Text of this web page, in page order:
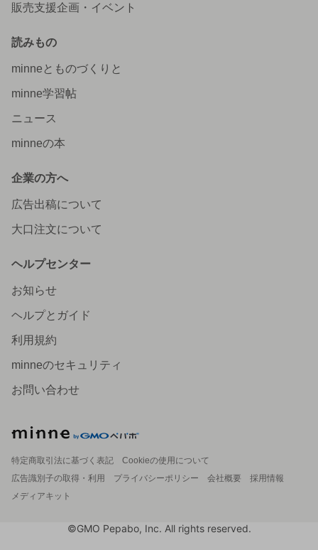
販売支援企画・イベント
読みもの
minneとものづくりと
minne学習帖
ニュース
minneの本
企業の方へ
広告出稿について
大口注文について
ヘルプセンター
お知らせ
ヘルプとガイド
利用規約
minneのセキュリティ
お問い合わせ
特定商取引法に基づく表記
Cookieの使用について
広告識別子の取得・利用
プライバシーポリシー 会社概要
採用情報
メディアキット
©GMO Pepabo, Inc. All rights reserved.